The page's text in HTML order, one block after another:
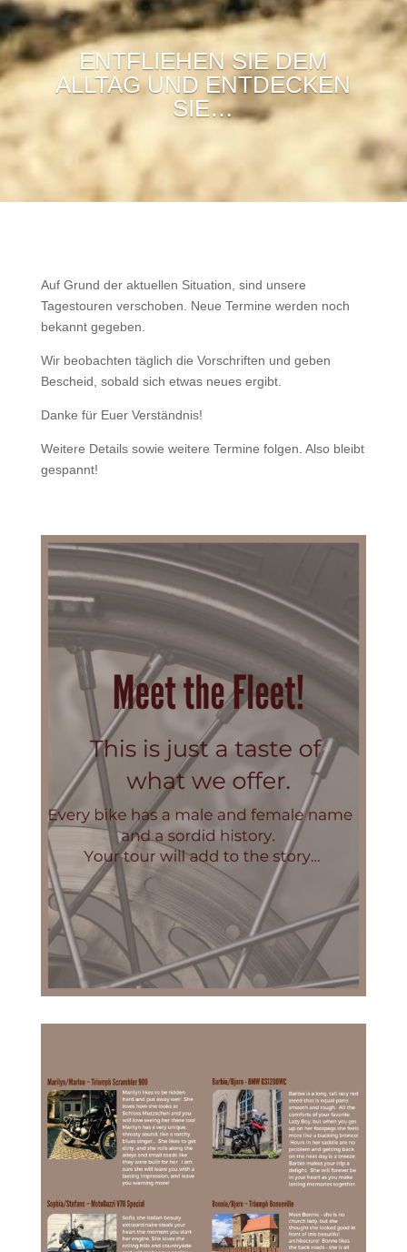
ENTFLIEHEN SIE DEM
ALLTAG UND ENTDECKEN
SIE…
Auf Grund der aktuellen Situation, sind unsere
Tagestouren verschoben. Neue Termine werden noch
bekannt gegeben.
Wir beobachten täglich die Vorschriften und geben
Bescheid, sobald sich etwas neues ergibt.
Danke für Euer Verständnis!
Weitere Details sowie weitere Termine folgen. Also bleibt
gespannt!